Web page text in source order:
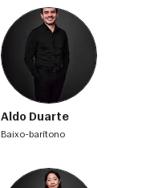
Aldo Duarte
baixo-barítono